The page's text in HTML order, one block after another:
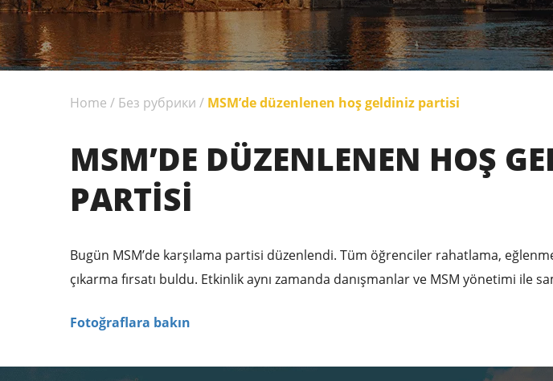
Home / Без рубрики / MSM’de düzenlenen hoş geldiniz partisi
MSM’DE DÜZENLENEN HOŞ
PARTISI
Bugün MSM’de karşılama partisi düzenlendi. Tüm öğrenciler rahatlama,
çıkarma fırsatı buldu. Etkinlik aynı zamanda danışmanlar ve MSM yönetimi ile
Fotoğraflara bakın